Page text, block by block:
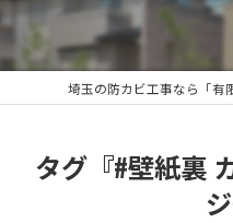
埼玉の防カビ工事なら「有
タグ『#壁紙裏